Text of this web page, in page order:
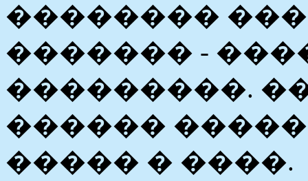
��������
������� -
���������.
������
����� � ����.